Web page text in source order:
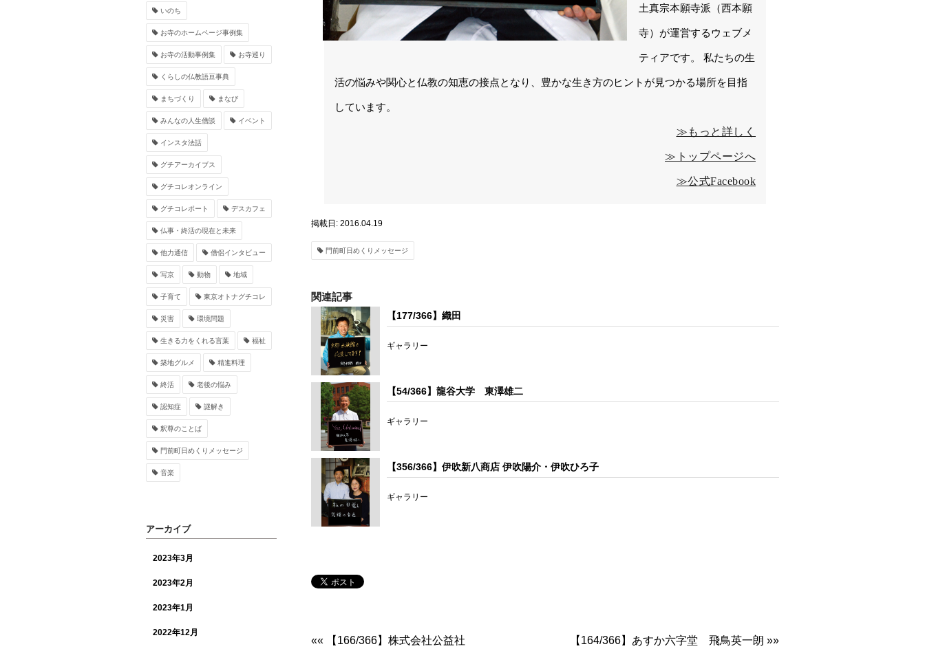
土真宗本願寺派（西本願
寺）が運営するウェブメ
ティアです。 私たちの生
活の悩みや関心と仏教の知恵の接点となり、豊かな生き方のヒントが見つかる場所を目指
しています。
≫もっと詳しく
≫トップページへ
≫公式Facebook
掲載日: 2016.04.19
門前町日めくりメッセージ
関連記事
【177/366】織田
ギャラリー
【54/366】龍谷大学 東澤雄二
ギャラリー
【356/366】伊吹新八商店 伊吹陽介・伊吹ひろ子
ギャラリー
«« 【166/366】株式会社公益社 【164/366】あすか六字堂 飛鳥英一朗 »»
いのち
お寺のホームページ事例集
お寺の活動事例集 お寺巡り
くらしの仏教語豆事典
まちづくり まなび
みんなの人生僧談 イベント
インスタ法話
グチアーカイブス
グチコレオンライン
グチコレポート デスカフェ
仏事・終活の現在と未来
他力通信 僧侶インタビュー
写京 動物 地域
子育て 東京オトナグチコレ
災害 環境問題
生きる力をくれる言葉 福祉
築地グルメ 精進料理
終活 老後の悩み
認知症 謎解き
釈尊のことば
門前町日めくりメッセージ
音楽
アーカイブ
2023年3月
2023年2月
2023年1月
2022年12月